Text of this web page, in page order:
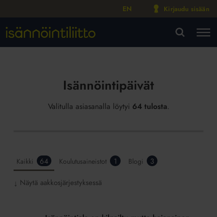
EN Kirjaudu sisään
Isännöintipäivät
Valitulla asiasanalla löytyi 64 tulosta.
Kaikki 64 Koulutusaineistot 1 Blogi 3
↓ Näytä aakkosjärjestyksessä